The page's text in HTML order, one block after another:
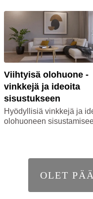
vinkit, joiden avulla pidät
sohvasi hyvässä
pidempään!
Viihtyisä olohuone -
vinkkejä ja ideoita
sisustukseen
Hyödyllisiä vinkkejä ja
olohuoneen
OLET